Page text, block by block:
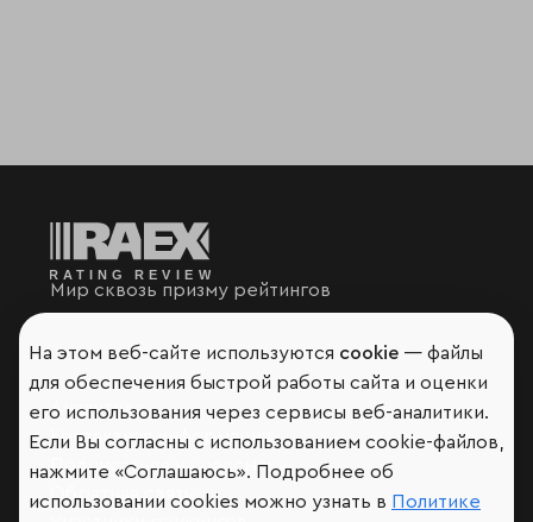
Мир сквозь призму рейтингов
Аналитика
Контактная информация
Подписаться на рассылку
На этом веб-сайте используются cookie — файлы
для обеспечения быстрой работы сайта и оценки
его использования через сервисы веб-аналитики.
Если Вы согласны с использованием cookie-файлов,
нажмите «Соглашаюсь». Подробнее об
использовании cookies можно узнать в Политике